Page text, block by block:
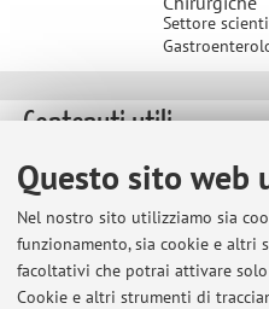
Questo sito web
Nel nostro sito utilizziamo sia
funzionamento, sia cookie e altri
facoltativi che potrai attivare
Cookie e altri strumenti di
Settore
Contenuti utili
SOCIETA’
Membro della
Membro della Società
(SIED) e della
digestivo superiore